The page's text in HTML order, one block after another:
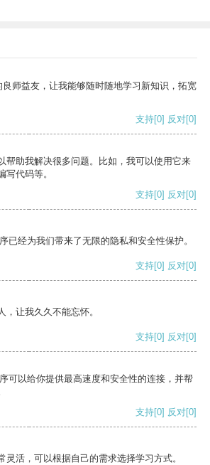
师益友，让我能够随时随地学习新知识，拓宽
支持[0] 反对[0]
帮助我解决很多问题。比如，我可以使用它来
写代码等。
支持[0] 反对[0]
已经为我们带来了无限的隐私和安全性保护。
支持[0] 反对[0]
让我久久不能忘怀。
支持[0] 反对[0]
可以给你提供最高速度和安全性的连接，并帮
支持[0] 反对[0]
灵活，可以根据自己的需求选择学习方式。